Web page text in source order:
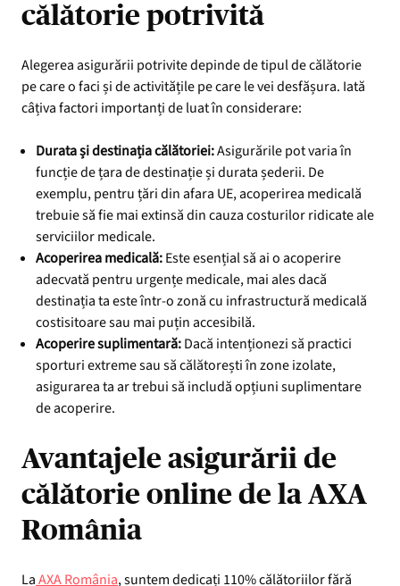
călătorie potrivită
Alegerea asigurării potrivite depinde de tipul de călătorie
pe care o faci și de activitățile pe care le vei desfășura. Iată
câțiva factori importanți de luat în considerare:
Durata și destinația călătoriei:Asigurările pot varia în
funcție de țara de destinație și durata șederii. De
exemplu, pentru țări din afara UE, acoperirea medicală
trebuie să fie mai extinsă din cauza costurilor ridicate ale
serviciilor medicale.
Acoperirea medicală:Este esențial să ai o acoperire
adecvată pentru urgențe medicale, mai ales dacă
destinația ta este într-o zonă cu infrastructură medicală
costisitoare sau mai puțin accesibilă.
Acoperire suplimentară:Dacă intenționezi să practici
sporturi extreme sau să călătorești în zone izolate,
asigurarea ta ar trebui să includă opțiuni suplimentare
de acoperire.
Avantajele asigurării de
călătorie online de la AXA
România
LaAXA România, suntem dedicați 110% călătoriilor fără